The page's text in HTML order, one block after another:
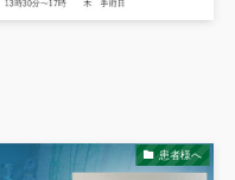
患者様へ